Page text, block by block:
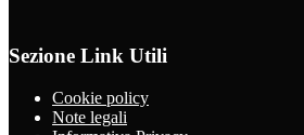
Sezione Link Utili
Cookie policy
Note legali